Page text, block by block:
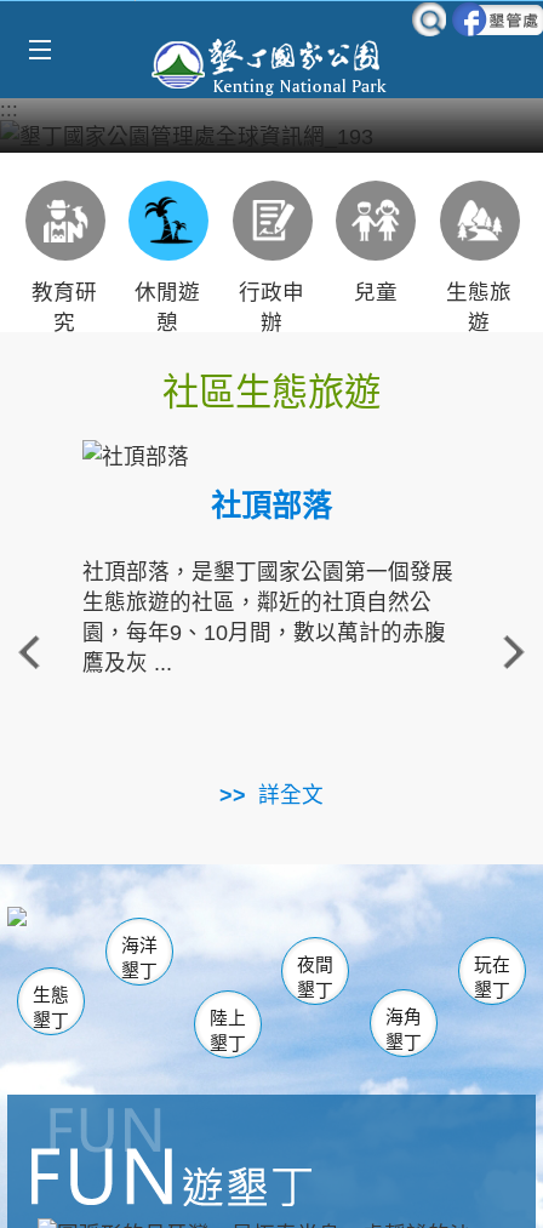
:::
教育研
究
休閒遊
憩
行政申
辦
兒童
生態旅
遊
社區生態旅遊
社頂部落
社頂部落，是墾丁國家公園第一個發展
生態旅遊的社區，鄰近的社頂自然公
園，每年9、10月間，數以萬計的赤腹
鷹及灰 ...
詳全文
重
走進
南仁湖
海生館
恆春 佳樂水
龍鑾潭自然中心 森林遊樂區
瓊麻館
關山 墾管處遊客中心
社頂公園 風吹沙
船帆石
白砂 龍磐公園
香蕉灣
砂島
鵝鑾鼻
生態
墾丁
海洋
墾丁
陸上
墾丁
夜間
墾丁
海角
墾丁
玩在
墾丁